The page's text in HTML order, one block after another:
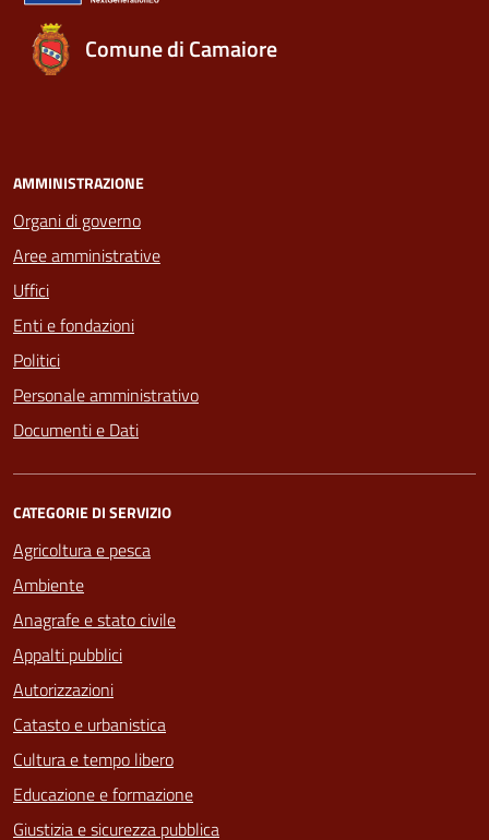
Comune di Camaiore
AMMINISTRAZIONE
Organi di governo
Aree amministrative
Uffici
Enti e fondazioni
Politici
Personale amministrativo
Documenti e Dati
CATEGORIE DI SERVIZIO
Agricoltura e pesca
Ambiente
Anagrafe e stato civile
Appalti pubblici
Autorizzazioni
Catasto e urbanistica
Cultura e tempo libero
Educazione e formazione
Giustizia e sicurezza pubblica